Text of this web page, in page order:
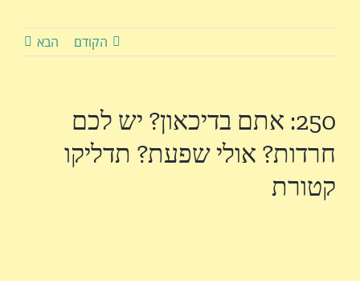
הקודם הבא
250: אתם בדיכאון? יש לכם
חרדות? אולי שפעת? תדליקו
קטורת